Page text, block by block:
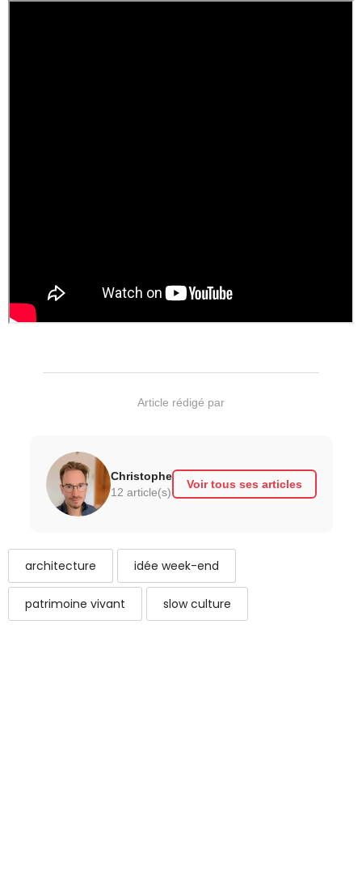
Article rédigé par
Christophe
12 article(s)
Voir tous ses articles
architecture idée week-end
patrimoine vivant slow culture